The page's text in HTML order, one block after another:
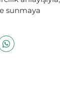
sunmaya